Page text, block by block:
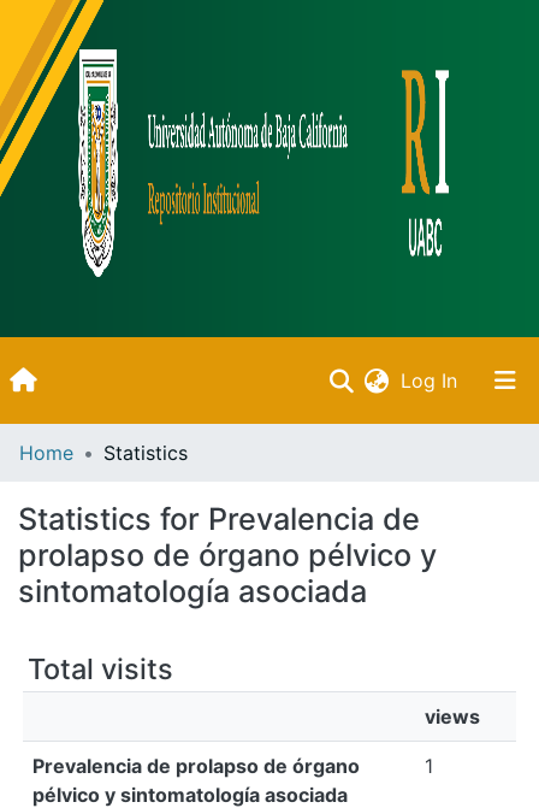
Log In(current)
All of DSpace
Bibliotecas
Home Statistics
Statistics for Prevalencia de
prolapso de órgano pélvico y
sintomatología asociada
Total visits
views
Prevalencia de prolapso de órgano
pélvico y sintomatología asociada
1